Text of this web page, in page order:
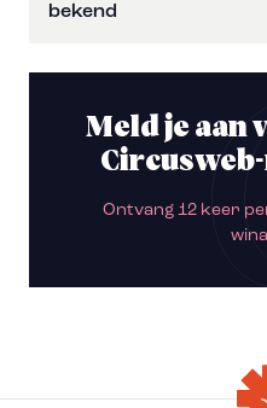
bekend
Meld je aan
Ontvang 12 keer